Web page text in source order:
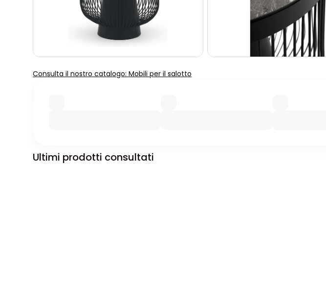
Consulta il nostro catalogo: Mobili per il salotto
Ultimi prodotti consultati